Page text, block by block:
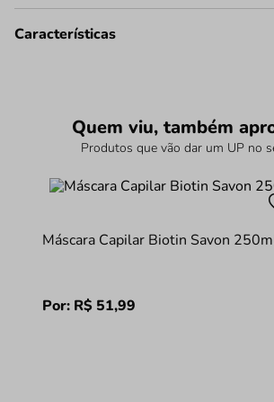
Características
Quem viu, também
Produtos que vão dar um UP no
Máscara Capilar Biotin Savon
Por: R$ 51,99